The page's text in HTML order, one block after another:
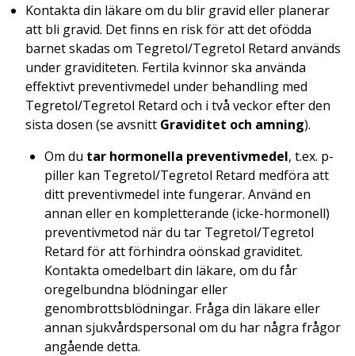
Kontakta din läkare om du blir gravid eller planerar
att bli gravid. Det finns en risk för att det ofödda
barnet skadas om Tegretol/Tegretol Retard används
under graviditeten. Fertila kvinnor ska använda
effektivt preventivmedel under behandling med
Tegretol/Tegretol Retard och i två veckor efter den
sista dosen (se avsnitt Graviditet och amning).
Om du tar hormonella preventivmedel, t.ex. p-
piller kan Tegretol/Tegretol Retard medföra att
ditt preventivmedel inte fungerar. Använd en
annan eller en kompletterande (icke-hormonell)
preventivmetod när du tar Tegretol/Tegretol
Retard för att förhindra oönskad graviditet.
Kontakta omedelbart din läkare, om du får
oregelbundna blödningar eller
genombrottsblödningar. Fråga din läkare eller
annan sjukvårdspersonal om du har några frågor
angående detta.